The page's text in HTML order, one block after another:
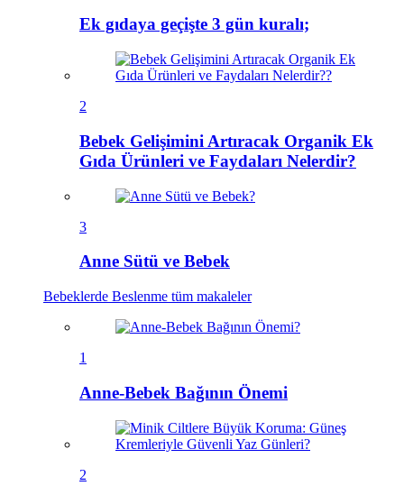
Ek gıdaya geçişte 3 gün kuralı;
2
Bebek Gelişimini Artıracak Organik Ek
Gıda Ürünleri ve Faydaları Nelerdir?
3
Anne Sütü ve Bebek
Bebeklerde Beslenme tüm makaleler
1
Anne-Bebek Bağının Önemi
2